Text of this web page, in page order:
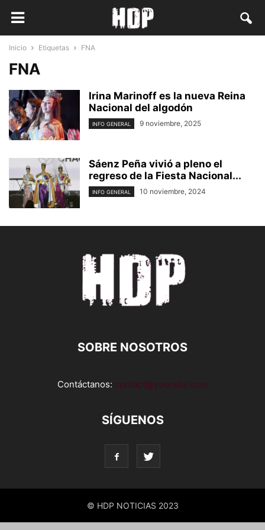
Inicio Etiquetas FNA
FNA
Irina Marinoff es la nueva Reina
Nacional del algodón
INFO GENERAL 9 noviembre, 2025
Sáenz Peña vivió a pleno el
regreso de la Fiesta Nacional...
INFO GENERAL 10 noviembre, 2024
SOBRE NOSOTROS
Contáctanos: contact@yoursite.com
SÍGUENOS
© HDP NOTICIAS 2023